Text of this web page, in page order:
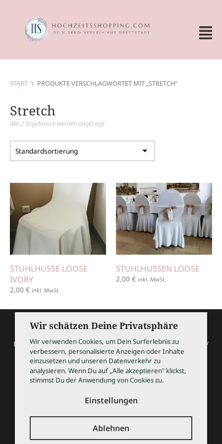
START \ PRODUKTE VERSCHLAGWORTET MIT „STRETCH“
Stretch
Alle 2 Ergebnisse werden angezeigt
STUHLHUSSE LOOSE
IVORY
2,00 € inkl. MwSt.
STUHLHUSSEN LOOSE
2,00 € inkl. MwSt.
HOCHZEITSSHOPPING / Thomas Bauer / Meßmerstraße 32 /
97508 Grettstadt
Tel 09729 9099504 / info@hochzeitsshopping.com
AGB
IMPRESSUM
Wir schätzen Deine Privatsphäre
Wir verwenden Cookies, um Dein Surferlebnis zu
verbessern, personalisierte Anzeigen oder Inhalte
einzusetzen und unseren Datenverkehr zu
analysieren. Wenn Du auf „Alle akzeptieren" klickst,
stimmst Du der Anwendung von Cookies zu.
Einstellungen
Ablehnen